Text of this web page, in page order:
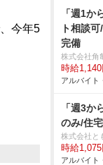
今年5
「週1か
ト相談
完備
株式会社角
時給1,140
アルバイト
「週3か
のみ/住
株式会社と
時給1,075
アルバイト